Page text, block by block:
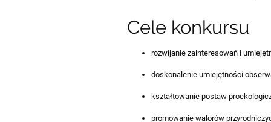
Cele konkursu
rozwijanie zainteresowań i
doskonalenie umiejętności
kształtowanie postaw
promowanie walorów